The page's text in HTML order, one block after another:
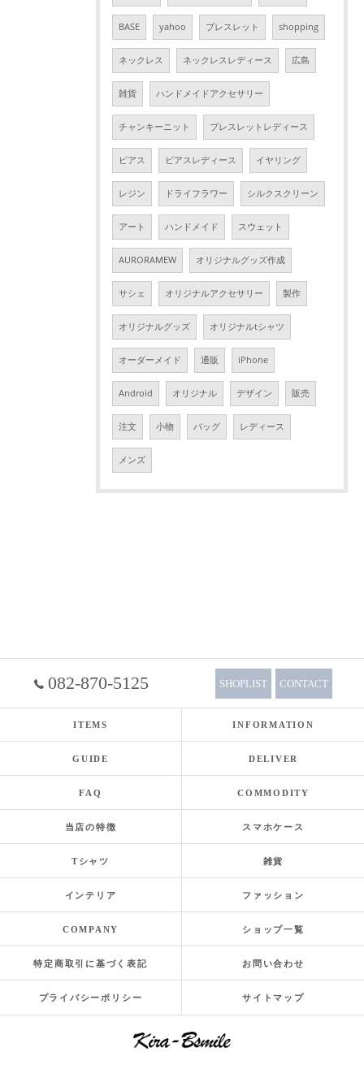
BASE yahoo ブレスレット shopping
ネックレス ネックレスレディース 広島
雑貨 ハンドメイドアクセサリー
チャンキーニット ブレスレットレディース
ピアス ピアスレディース イヤリング
レジン ドライフラワー シルクスクリーン
アート ハンドメイド スウェット
AURORAMEW オリジナルグッズ作成
サシェ オリジナルアクセサリー 製作
オリジナルグッズ オリジナルtシャツ
オーダーメイド 通販 iPhone
Android オリジナル デザイン 販売
注文 小物 バッグ レディース
メンズ
082-870-5125 SHOPLIST CONTACT
ITEMS INFORMATION
GUIDE DELIVER
FAQ COMMODITY
当店の特徴 スマホケース
Tシャツ 雑貨
インテリア ファッション
COMPANY ショップ一覧
特定商取引に基づく表記 お問い合わせ
プライバシーポリシー サイトマップ